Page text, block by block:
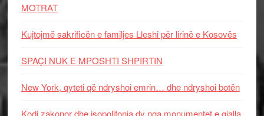
MOTRAT
Kujtojmë sakrificën e familjes Lleshi për lirinë e Kosovës
SPAÇI NUK E MPOSHTI SHPIRTIN
New York, qyteti që ndryshoi emrin… dhe ndryshoi botën
Kodi zakonor dhe isopolifonia dy nga monumentet e gjalla